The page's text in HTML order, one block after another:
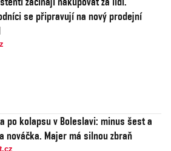
se připravují na nový prodejní
po kolapsu v Boleslavi: minus šest a
nováčka. Majer má silnou zbraň